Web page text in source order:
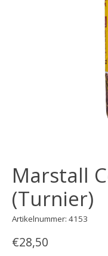
Marstall
(Turnier)
Artikelnummer: 4153
€28,50